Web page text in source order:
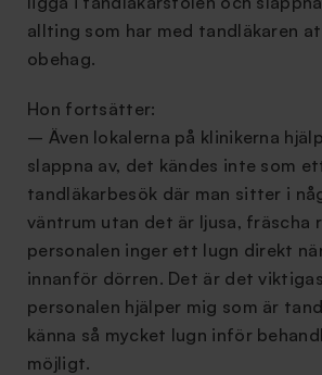
allting som har med tandläkaren
obehag.
Hon fortsätter:
– Även lokalerna på klinikerna
slappna av, det kändes inte som
tandläkarbesök där man sitter i
väntrum utan det är ljusa, fräscha
personalen inger ett lugn direkt
innanför dörren. Det är det
personalen hjälper mig som är
känna så mycket lugn inför
möjligt.